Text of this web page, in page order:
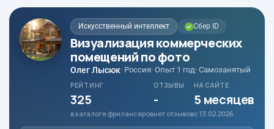
Искусственный интеллект Сбер ID
Визуализация коммерческих
помещений по фото
Олег Лысюк· Россия· Опыт 1 год· Самозанятый
РЕЙТИНГ
325
в каталоге фрилансеров
ОТЗЫВЫ
-
нет отзывов
НА САЙТЕ
5 месяцев
с 13.02.2026